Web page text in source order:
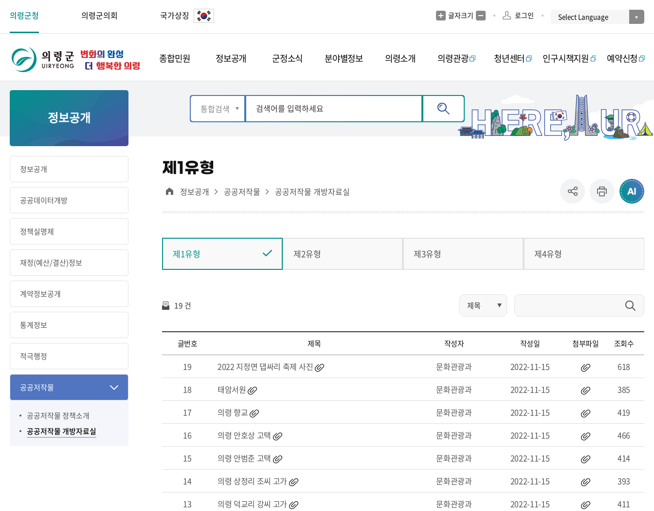
의령군청 의령군의회 국가상징 글자크기 로그인
종합민원 정보공개 군정소식 분야별정보 의령소개 의령관광 청년센터 인구시책지원 예약신청
정보공개
정보공개
공공데이터개방
정책실명제
재정(예산/결산)정보
계약정보공개
통계정보
적극행정
공공저작물
공공저작물 정책소개
공공저작물 개방자료실
제1유형
정보공개 공공저작물 공공저작물 개방자료실
제1유형 제2유형 제3유형 제4유형
19 건
글번호 제목 작성자 작성일 첨부파일 조회수
19 2022 지정면 댑싸리 축제 사진 문화관광과 2022-11-15
618
18
태암서원 문화관광과 2022-11-15
385
17
의령 향교 문화관광과 2022-11-15
419
16
의령 안호상 고택 문화관광과 2022-11-15
466
15
의령 안범준 고택 문화관광과 2022-11-15
414
14
의령 상정리 조씨 고가 문화관광과 2022-11-15
393
13
의령 덕교리 강씨 고가 문화관광과 2022-11-15
411